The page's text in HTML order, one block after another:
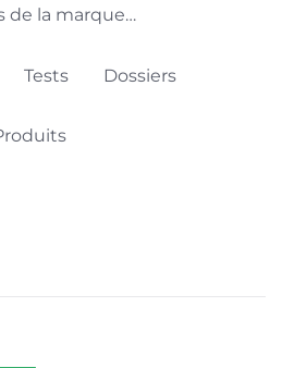
de la marque…
Tests Dossiers